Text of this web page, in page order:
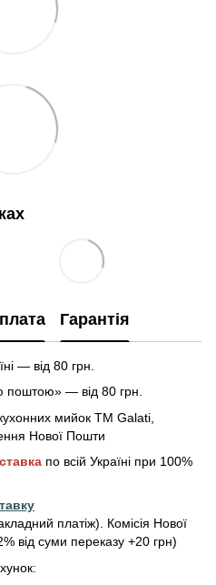
Гарантія
— від 80 грн.
поштою» — від 80 грн.
мийок ТМ Galati,
Нової Пошти
по всій Україні при 100%
платіж). Комісія Нової
від суми переказу +20 грн)